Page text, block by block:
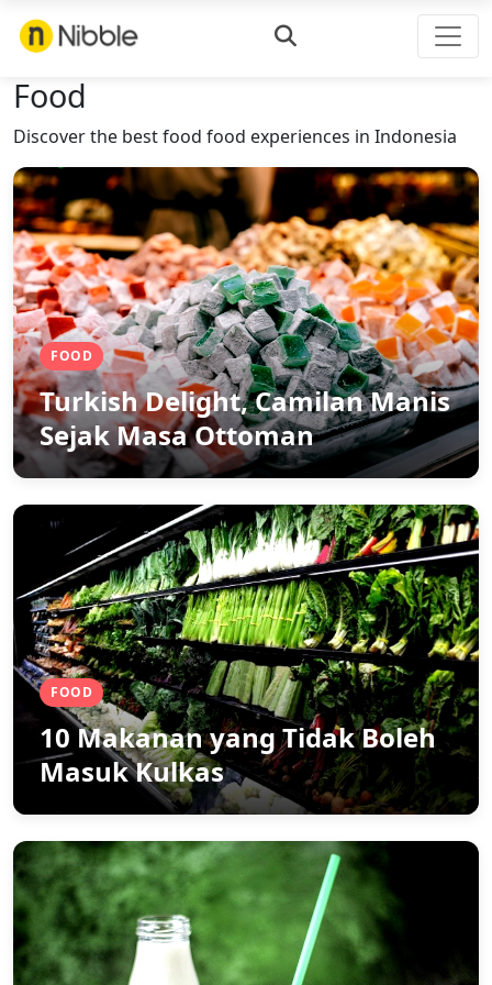
Food
Discover the best food food experiences in Indonesia
FOOD
Turkish Delight, Camilan Manis
Sejak Masa Ottoman
FOOD
10 Makanan yang Tidak Boleh
Masuk Kulkas